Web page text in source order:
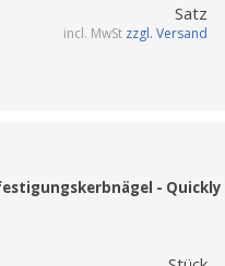
Satz
incl. MwSt zzgl. Versand
- Quickly